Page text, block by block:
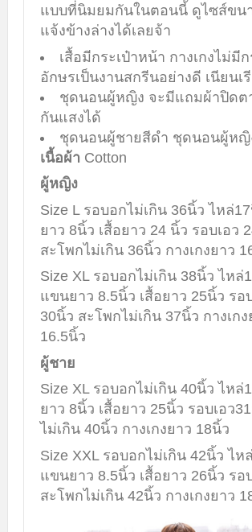
แบบที่นิมยมกันในตอนนี้ ดูไซส์ขน
แจ้งข้างล่างได้เลยจ้า
เสื้อมีกระเป๋าหน้า กางเกงไม่มี
อักษรเป็นงานสกรีนอย่างดี เนียนเ
ชุดนอนผู้หญิง จะมีแถมผ้าปิดต
กันแสงได้
ชุดนอนผู้ชายสีดำ ชุดนอนผู้หญิ
เนื้อผ้า Cotton
ผู้หญิง
Size L รอบอกไม่เกิน 36นิ้ว ไหล่
ยาว 8นิ้ว เสื้อยาว 24 นิ้ว รอบเอว
สะโพกไม่เกิน 36นิ้ว กางเกงยาว
Size XL รอบอกไม่เกิน 38นิ้ว ไหล่
แขนยาว 8.5นิ้ว เสื้อยาว 25นิ้ว รอ
30นิ้ว สะโพกไม่เกิน 37นิ้ว กางเกง
16.5นิ้ว
ผู้ชาย
Size XL รอบอกไม่เกิน 40นิ้ว ไหล่
ยาว 8นิ้ว เสื้อยาว 25นิ้ว รอบเอว
ไม่เกิน 40นิ้ว กางเกงยาว 18นิ้ว
Size XXL รอบอกไม่เกิน 42นิ้ว ไห
แขนยาว 8.5นิ้ว เสื้อยาว 26นิ้ว รอ
สะโพกไม่เกิน 42นิ้ว กางเกงยาว